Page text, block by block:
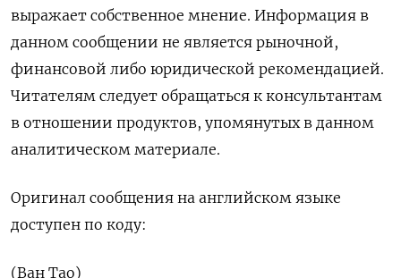
выражает собственное мнение. Информация в
данном сообщении не является рыночной,
финансовой либо юридической рекомендацией.
Читателям следует обращаться к консультантам
в отношении продуктов, упомянутых в данном
аналитическом материале.
Оригинал сообщения на английском языке
доступен по коду:
(Ван Тао)